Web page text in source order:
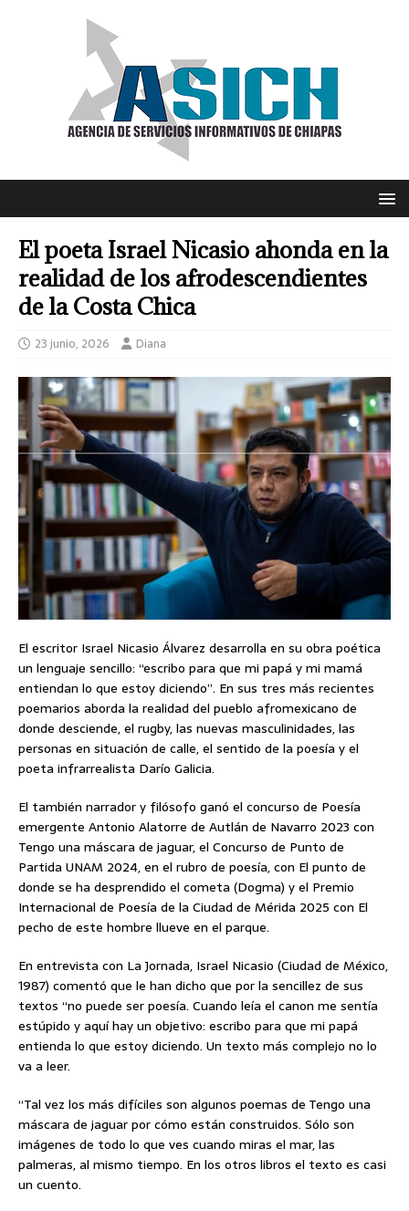
El poeta Israel Nicasio ahonda en la
realidad de los afrodescendientes
de la Costa Chica
23 junio, 2026 Diana
El escritor Israel Nicasio Álvarez desarrolla en su obra poética
un lenguaje sencillo: “escribo para que mi papá y mi mamá
entiendan lo que estoy diciendo”. En sus tres más recientes
poemarios aborda la realidad del pueblo afromexicano de
donde desciende, el rugby, las nuevas masculinidades, las
personas en situación de calle, el sentido de la poesía y el
poeta infrarrealista Darío Galicia.
El también narrador y filósofo ganó el concurso de Poesía
emergente Antonio Alatorre de Autlán de Navarro 2023 con
Tengo una máscara de jaguar, el Concurso de Punto de
Partida UNAM 2024, en el rubro de poesía, con El punto de
donde se ha desprendido el cometa (Dogma) y el Premio
Internacional de Poesía de la Ciudad de Mérida 2025 con El
pecho de este hombre llueve en el parque.
En entrevista con La Jornada, Israel Nicasio (Ciudad de México,
1987) comentó que le han dicho que por la sencillez de sus
textos “no puede ser poesía. Cuando leía el canon me sentía
estúpido y aquí hay un objetivo: escribo para que mi papá
entienda lo que estoy diciendo. Un texto más complejo no lo
va a leer.
“Tal vez los más difíciles son algunos poemas de Tengo una
máscara de jaguar por cómo están construidos. Sólo son
imágenes de todo lo que ves cuando miras el mar, las
palmeras, al mismo tiempo. En los otros libros el texto es casi
un cuento.